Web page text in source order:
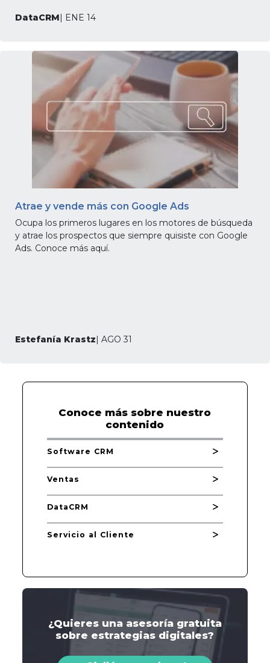
DataCRM| ENE 14
Atrae y vende más con Google Ads
Ocupa los primeros lugares en los motores de búsqueda
y atrae los prospectos que siempre quisiste con Google
Ads. Conoce más aquí.
Estefanía Krastz| AGO 31
Conoce más sobre nuestro
contenido
Software CRM
Ventas
DataCRM
Servicio al Cliente
¿Quieres una asesoría gratuita
sobre estrategias digitales?